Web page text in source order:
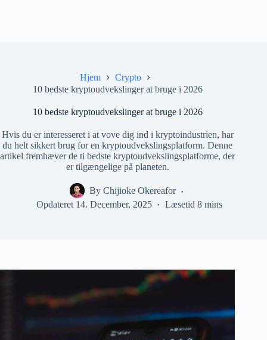
Hjem
Crypto
10 bedste kryptoudvekslinger at bruge i 2026
10 bedste kryptoudvekslinger at bruge i 2026
Hvis du er interesseret i at vove dig ind i kryptoindustrien, har
du helt sikkert brug for en kryptoudvekslingsplatform. Denne
artikel fremhæver de ti bedste kryptoudvekslingsplatforme, der
er tilgængelige på planeten.
By Chijioke Okereafor
Opdateret 14. December, 2025 Læsetid 8 mins